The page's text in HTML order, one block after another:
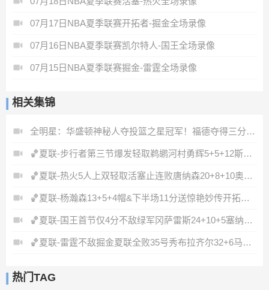
07月17日NBA夏季联赛开拓者-掘金全场录像
07月16日NBA夏季联赛凯尔特人-国王全场录像
07月15日NBA夏季联赛掘金-雷霆全场录像
相关集锦
全明星：华盛顿神秘人夺投篮之星冠军！福德夺得三分大赛冠军！
🏀夏联-步行者第三节爆发轻取鹈鹕河村勇辉5+5+12斯劳森22分
🏀夏联-热火5人上双轻取活塞止连败唐纳森20+8+10奥科里27分
🏀夏联-杨瀚森13+5+4帽&下半场11分送惊艳妙传开拓者力克掘金
🏀夏联-国王首节仅4分不敌绿军冈萨雷斯24+10+5塞纳克10+12
🏀夏联-雷霆不敌掘金夏联全败35号秀布拉齐尔32+6马拉14+7+6
热门TAG